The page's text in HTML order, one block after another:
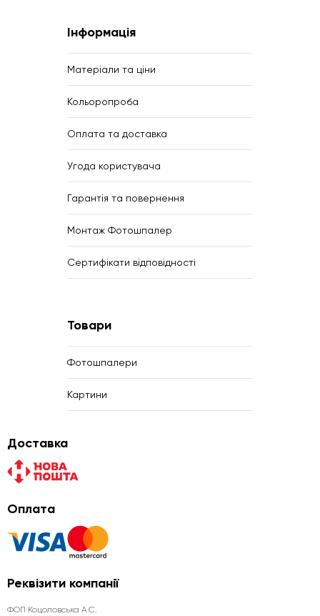
Інформація
Матеріали та ціни
Кольоропроба
Оплата та доставка
Угода користувача
Гарантія та повернення
Монтаж Фотошпалер
Сертифікати відповідності
Товари
Фотошпалери
Картини
Доставка
Оплата
Реквізити компанії
ФОП Коцоловська А.С.